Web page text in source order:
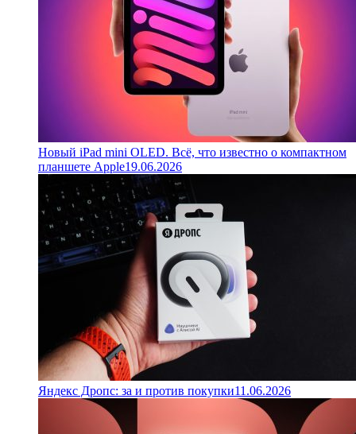
Новый iPad mini OLED. Всё, что известно о компактном
планшете Apple19.06.2026
Яндекс Дропс: за и против покупки11.06.2026